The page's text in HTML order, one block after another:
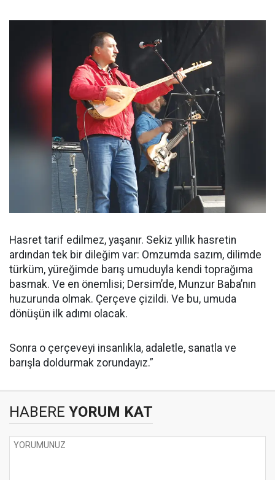
Hasret tarif edilmez, yaşanır. Sekiz yıllık hasretin
ardından tek bir dileğim var: Omzumda sazım, dilimde
türküm, yüreğimde barış umuduyla kendi toprağıma
basmak. Ve en önemlisi; Dersim’de, Munzur Baba’nın
huzurunda olmak. Çerçeve çizildi. Ve bu, umuda
dönüşün ilk adımı olacak.
Sonra o çerçeveyi insanlıkla, adaletle, sanatla ve
barışla doldurmak zorundayız.”
HABERE YORUM KAT